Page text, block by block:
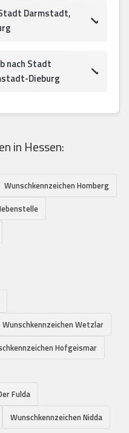
Darmstadt,
nach Stadt
Dieburg
in Hessen:
Wunschkennzeichen Homberg
Wunschkennzeichen Wetzlar
Hofgeismar
Fulda
Wunschkennzeichen Nidda